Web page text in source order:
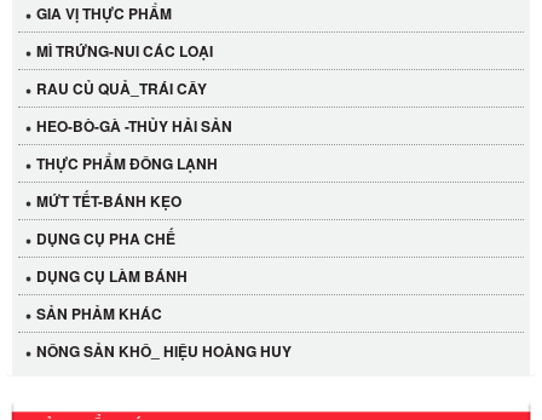
GIA VỊ THỰC PHẨM
MÌ TRỨNG-NUI CÁC LOẠI
RAU CỦ QUẢ_TRÁI CÂY
HEO-BÒ-GÀ -THỦY HẢI SẢN
THỰC PHẨM ĐÔNG LẠNH
MỨT TẾT-BÁNH KẸO
DỤNG CỤ PHA CHẾ
DỤNG CỤ LÀM BÁNH
SẢN PHẢM KHÁC
NÔNG SẢN KHÔ_ HIỆU HOÀNG HUY
Cần Tây Đà Lạt
40.000 VND
LỐC 12 HỦ Tương xí muội LKK 260g